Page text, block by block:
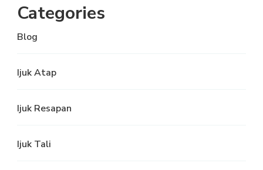
Categories
Blog
Ijuk Atap
Ijuk Resapan
Ijuk Tali